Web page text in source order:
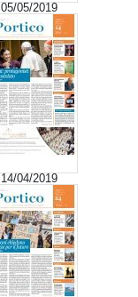
05/05/2019
14/04/2019